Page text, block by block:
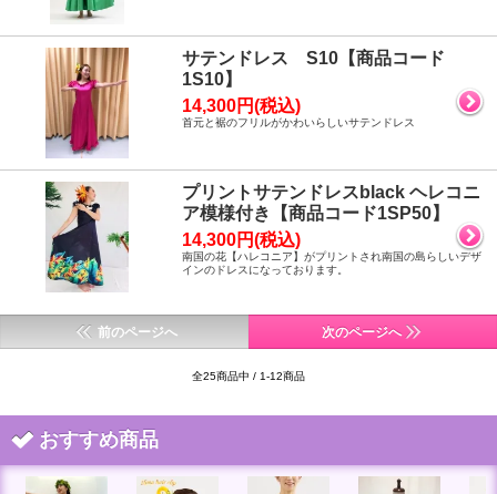
サテンドレス S10【商品コード
1S10】
14,300円(税込)
首元と裾のフリルがかわいらしいサテンドレス
プリントサテンドレスblack ヘレコニ
ア模様付き【商品コード1SP50】
14,300円(税込)
南国の花【ハレコニア】がプリントされ南国の島らしいデザ
インのドレスになっております。
前のページへ 次のページへ
全25商品中 / 1-12商品
おすすめ商品